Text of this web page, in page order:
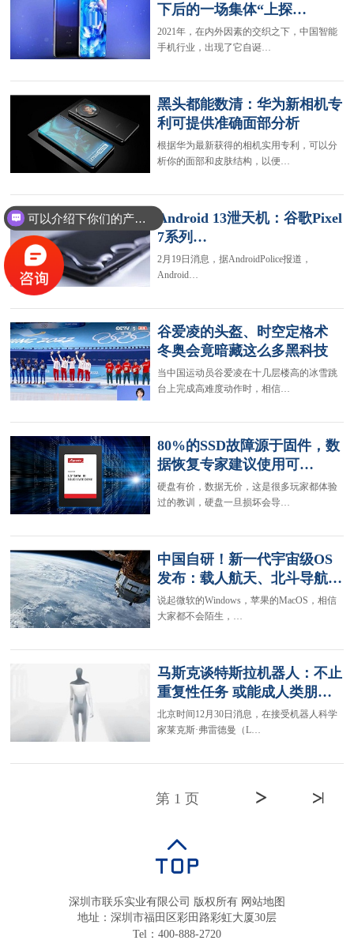
下后的一场集体“上探…
2021年，在内外因素的交织之下，中国智能
手机行业，出现了它自诞…
黑头都能数清：华为新相机专
利可提供准确面部分析
根据华为最新获得的相机实用专利，可以分
析你的面部和皮肤结构，以便…
Android 13泄天机：谷歌Pixel
7系列…
2月19日消息，据AndroidPolice报道，
Android…
谷爱凌的头盔、时空定格术
冬奥会竟暗藏这么多黑科技
当中国运动员谷爱凌在十几层楼高的冰雪跳
台上完成高难度动作时，相信…
80%的SSD故障源于固件，数
据恢复专家建议使用可…
硬盘有价，数据无价，这是很多玩家都体验
过的教训，硬盘一旦损坏会导…
中国自研！新一代宇宙级OS
发布：载人航天、北斗导航…
说起微软的Windows，苹果的MacOS，相信
大家都不会陌生，…
马斯克谈特斯拉机器人：不止
重复性任务 或能成人类朋…
北京时间12月30日消息，在接受机器人科学
家莱克斯·弗雷德曼（L…
第 1 页
深圳市联乐实业有限公司 版权所有 网站地图
地址：深圳市福田区彩田路彩虹大厦30层
Tel：400-888-2720